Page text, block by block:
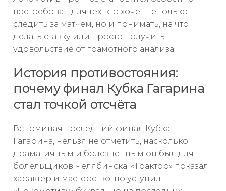
востребован для тех, кто хочет не только
следить за матчем, но и понимать, на что
делать ставку или просто получить
удовольствие от грамотного анализа.
История противостояния:
почему финал Кубка Гагарина
стал точкой отсчёта
Вспоминая последний финал Кубка
Гагарина, нельзя не отметить, насколько
драматичным и болезненным он был для
болельщиков Челябинска. «Трактор» показал
характер и мастерство, но уступил